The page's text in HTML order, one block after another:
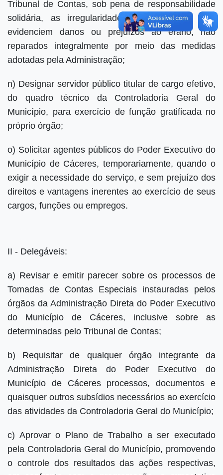
Tribunal de Contas, sob pena de responsabilidade
solidária, as irregularidades e ilegalidades que
evidenciem danos ou prejuízos ao erário, não
reparados integralmente por meio das medidas
adotadas pela Administração;
n) Designar servidor público titular de cargo efetivo,
do quadro técnico da Controladoria Geral do
Município, para exercício de função gratificada no
próprio órgão;
o) Solicitar agentes públicos do Poder Executivo do
Município de Cáceres, temporariamente, quando o
exigir a necessidade do serviço, e sem prejuízo dos
direitos e vantagens inerentes ao exercício de seus
cargos, funções ou empregos.
II - Delegáveis:
a) Revisar e emitir parecer sobre os processos de
Tomadas de Contas Especiais instauradas pelos
órgãos da Administração Direta do Poder Executivo
do Município de Cáceres, inclusive sobre as
determinadas pelo Tribunal de Contas;
b) Requisitar de qualquer órgão integrante da
Administração Direta do Poder Executivo do
Município de Cáceres processos, documentos e
quaisquer outros subsídios necessários ao exercício
das atividades da Controladoria Geral do Município;
c) Aprovar o Plano de Trabalho a ser executado
pela Controladoria Geral do Município, promovendo
o controle dos resultados das ações respectivas,